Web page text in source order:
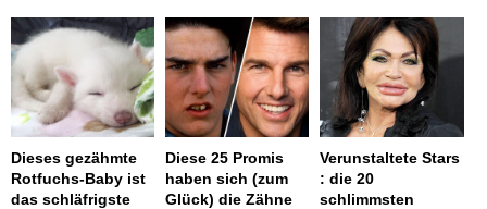
Dieses gezähmte
Rotfuchs-Baby ist
das schläfrigste
Diese 25 Promis
haben sich (zum
Glück) die Zähne
Verunstaltete Stars
: die 20
schlimmsten